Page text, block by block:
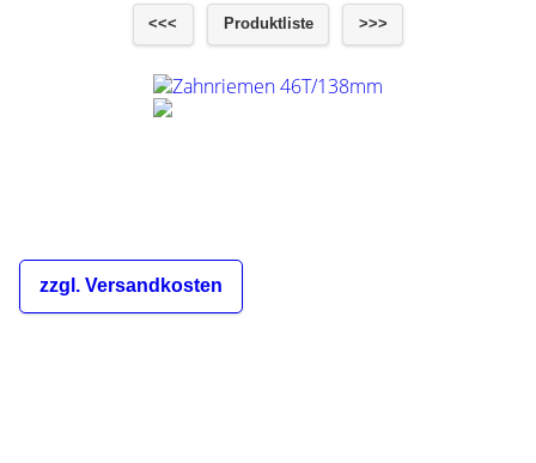
<<< Produktliste >>>
zzgl. Versandkosten